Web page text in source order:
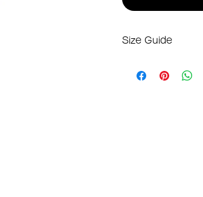
Size Guide
髪の毛の長さ：50cm